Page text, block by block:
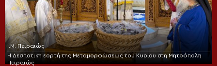
Ι.Μ. Πειραιώς
Η Δεσποτική εορτή της Μεταμορφώσεως του Κυρίου στη Μητρόπολη
Πειραιώς